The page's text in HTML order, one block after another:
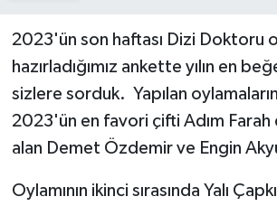
2023'ün son haftası Dizi Doktoru
hazırladığımız ankette yılın en
sizlere sorduk. Yapılan
2023'ün en favori çifti Adım Farah
alan Demet Özdemir ve Engin
Oylamının ikinci sırasında Yalı